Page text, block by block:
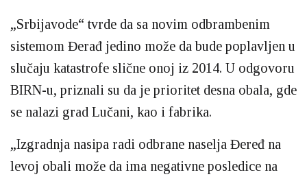
„Srbijavode“ tvrde da sa novim odbrambenim
sistemom Đerađ jedino može da bude poplavljen u
slučaju katastrofe slične onoj iz 2014. U odgovoru
BIRN-u, priznali su da je prioritet desna obala, gde
se nalazi grad Lučani, kao i fabrika.
„Izgradnja nasipa radi odbrane naselja Đeređ na
levoj obali može da ima negativne posledice na